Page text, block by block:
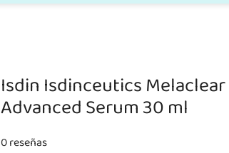
Isdin Isdinceutics Melaclear
Advanced Serum 30 ml
0 reseñas